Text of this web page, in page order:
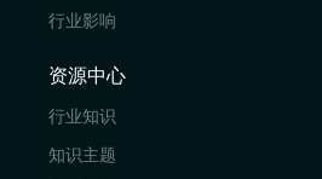
行业影响
资源中心
行业知识
知识主题